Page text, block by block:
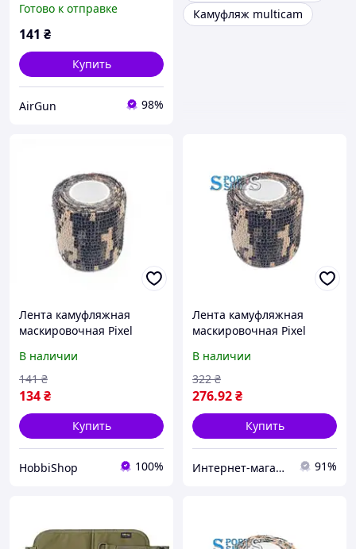
Готово к отправке
141 ₴
Купить
AirGun 98%
Камуфляж multicam
Лента камуфляжная
маскировочная Pixel
В наличии
134₴
141 ₴
Купить
HobbiShop 100%
Лента камуфляжная
маскировочная Pixel
В наличии
276.92₴
322 ₴
Купить
Интернет-магазин Восторг Онлайн - товары для различных людей! 91%